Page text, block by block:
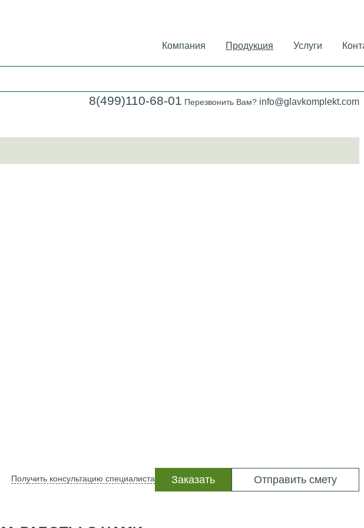
Компания Продукция Услуги
8(499)110-68-01 Перезвонить Вам? info@glavkomplekt.com
Отправить смету
Заказать
Получить консультацию специалиста